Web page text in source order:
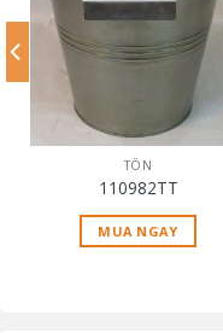
TÔN
110982TT
MUA NGAY